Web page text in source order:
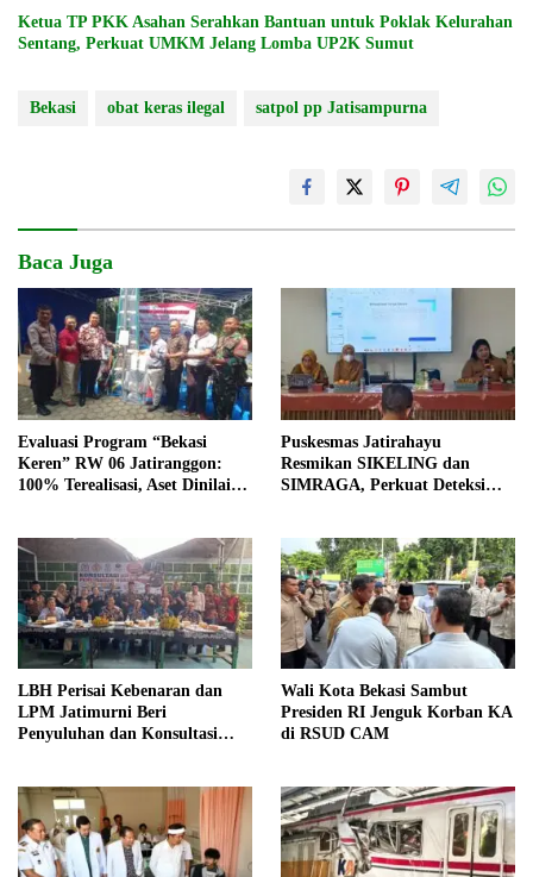
Ketua TP PKK Asahan Serahkan Bantuan untuk Poklak Kelurahan
Sentang, Perkuat UMKM Jelang Lomba UP2K Sumut
Bekasi obat keras ilegal satpol pp Jatisampurna
Baca Juga
Evaluasi Program “Bekasi
Keren” RW 06 Jatiranggon:
100% Terealisasi, Aset Dinilai
Puskesmas Jatirahayu
Resmikan SIKELING dan
SIMRAGA, Perkuat Deteksi
LBH Perisai Kebenaran dan
LPM Jatimurni Beri
Penyuluhan dan Konsultasi
Wali Kota Bekasi Sambut
Presiden RI Jenguk Korban KA
di RSUD CAM